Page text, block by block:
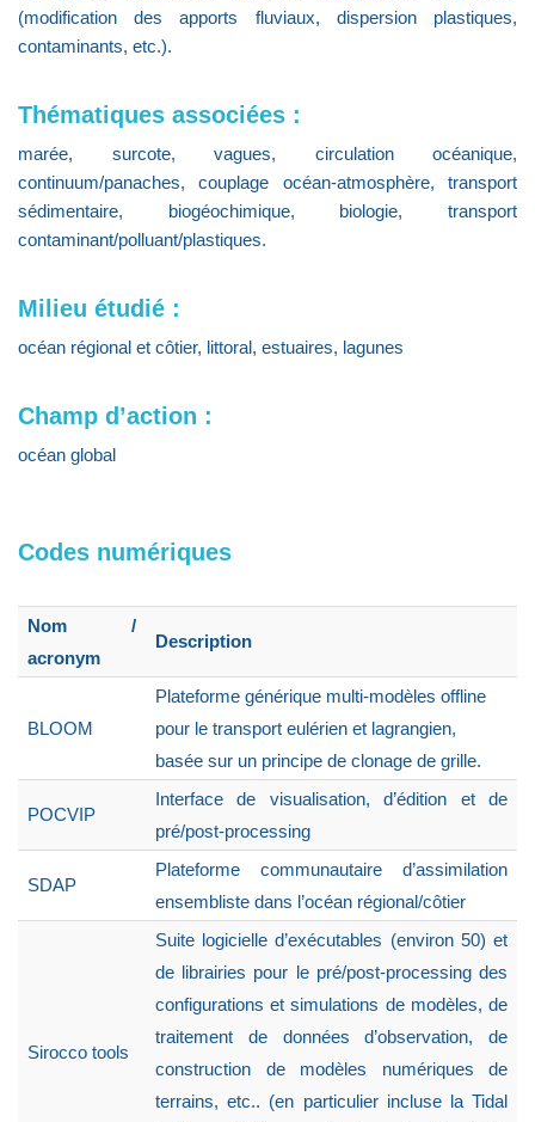
(modification des apports fluviaux, dispersion plastiques,
contaminants, etc.).
Thématiques associées :
marée, surcote, vagues, circulation océanique,
continuum/panaches, couplage océan-atmosphère, transport
sédimentaire, biogéochimique, biologie, transport
contaminant/polluant/plastiques.
Milieu étudié :
océan régional et côtier, littoral, estuaires, lagunes
Champ d’action :
océan global
Codes numériques
Nom /
acronym
Description
BLOOM
Plateforme générique multi-modèles offline
pour le transport eulérien et lagrangien,
basée sur un principe de clonage de grille.
POCVIP
Interface de visualisation, d’édition et de
pré/post-processing
SDAP
Plateforme communautaire d’assimilation
ensembliste dans l’océan régional/côtier
Sirocco tools
Suite logicielle d’exécutables (environ 50) et
de librairies pour le pré/post-processing des
configurations et simulations de modèles, de
traitement de données d’observation, de
construction de modèles numériques de
terrains, etc.. (en particulier incluse la Tidal